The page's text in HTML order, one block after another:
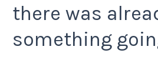
there was
something